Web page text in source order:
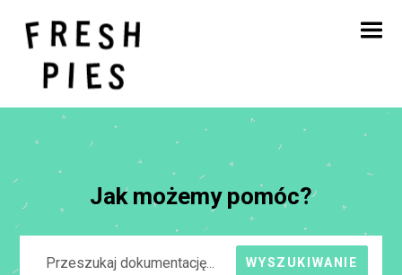
Strona główna
O
Czym się zajmujemy
Nasza praca
Jak możemy pomóc?
WYSZUKIWANIE